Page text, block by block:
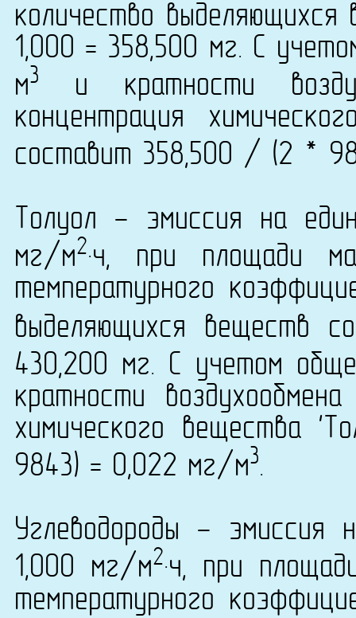
количество
1,000 = 358,500 мг. С
м3
и кратности
концентрация
составит 358,500 / (2 *
Толуол - эмиссия на
мг/м2·ч, при площади
температурного
выделяющихся веществ
430,200 мг. С учетом
кратности
химического вещества
9843) = 0,022 мг/м3.
Углеводороды - эмиссия
1,000 мг/м2·ч, при
температурного